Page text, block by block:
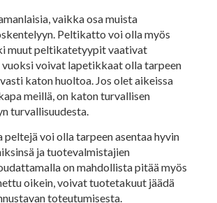
vaikka osa muista
Peltikatto voi olla myös
muut peltikatetyypit vaativat
voivat lapetikkaat olla tarpeen
katon huoltoa. Jos olet aikeissa
meillä, on katon turvallisen
turvallisuudesta.
voi olla tarpeen asentaa hyvin
ja tuotevalmistajien
on mahdollista pitää myös
oikein, voivat tuotetakuut jäädä
toteutumisesta.